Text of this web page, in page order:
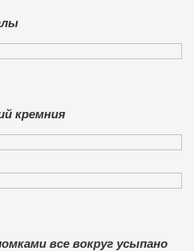
кремния
все вокруг усыпано